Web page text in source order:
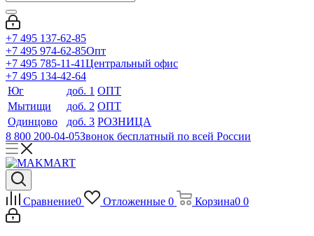
+7 495 137-62-85
+7 495 974-62-85Опт
+7 495 785-11-41Центральный офис
+7 495 134-42-64
Юг
доб. 1 ОПТ
Мытищи
доб. 2 ОПТ
Одинцово
доб. 3 РОЗНИЦА
8 800 200-04-05Звонок бесплатный по всей России
Сравнение0 Отложенные 0 Корзина0 0